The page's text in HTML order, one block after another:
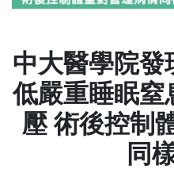
中大醫學院發
低嚴重睡眠窒
壓 術後控制
同